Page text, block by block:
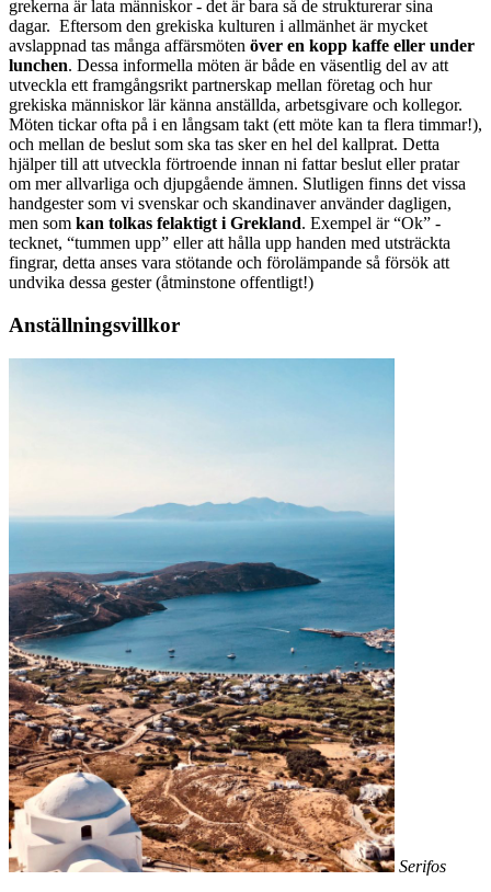
grekerna är lata människor - det är bara så de strukturerar sina
dagar. Eftersom den grekiska kulturen i allmänhet är mycket
avslappnad tas många affärsmöten över en kopp kaffe eller under
lunchen. Dessa informella möten är både en väsentlig del av att
utveckla ett framgångsrikt partnerskap mellan företag och hur
grekiska människor lär känna anställda, arbetsgivare och kollegor.
Möten tickar ofta på i en långsam takt (ett möte kan ta flera timmar!),
och mellan de beslut som ska tas sker en hel del kallprat. Detta
hjälper till att utveckla förtroende innan ni fattar beslut eller pratar
om mer allvarliga och djupgående ämnen. Slutligen finns det vissa
handgester som vi svenskar och skandinaver använder dagligen,
men som kan tolkas felaktigt i Grekland. Exempel är “Ok” -
tecknet, “tummen upp” eller att hålla upp handen med utsträckta
fingrar, detta anses vara stötande och förolämpande så försök att
undvika dessa gester (åtminstone offentligt!)
Anställningsvillkor
Serifos